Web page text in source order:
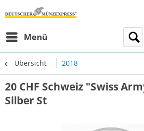
Menü
Übersicht 2018
20 CHF Schweiz "Swiss
Silber St